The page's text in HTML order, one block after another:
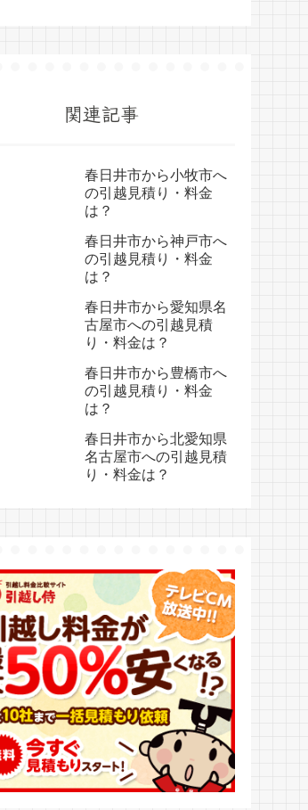
関連記事
春日井市から小牧市へ
の引越見積り・料金
は？
春日井市から神戸市へ
の引越見積り・料金
は？
春日井市から愛知県名
古屋市への引越見積
り・料金は？
春日井市から豊橋市へ
の引越見積り・料金
は？
春日井市から北愛知県
名古屋市への引越見積
り・料金は？